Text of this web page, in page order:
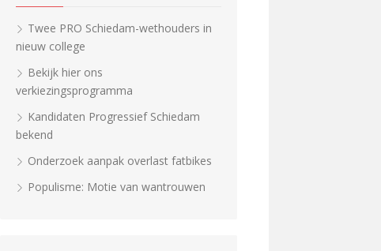
Twee PRO Schiedam-wethouders in
nieuw college
Bekijk hier ons
verkiezingsprogramma
Kandidaten Progressief Schiedam
bekend
Onderzoek aanpak overlast fatbikes
Populisme: Motie van wantrouwen